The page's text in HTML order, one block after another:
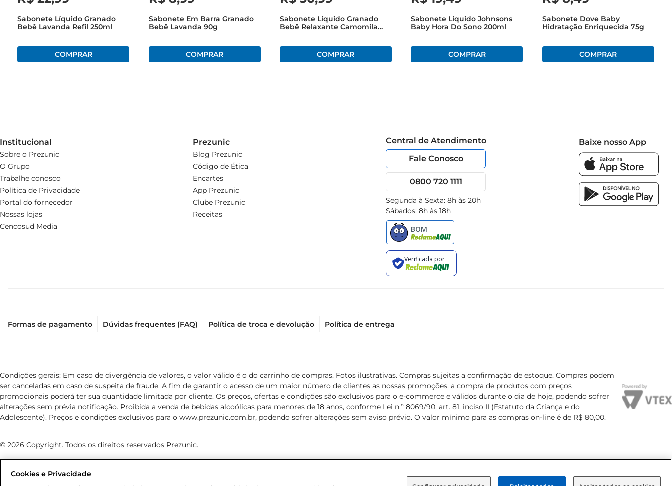
Sabonete Líquido Granado
Bebê Lavanda Refil 250ml
Sabonete Em Barra Granado
Bebê Lavanda 90g
Sabonete Líquido Granado
Bebê Relaxante Camomila
Sabonete Líquido Johnsons
Baby Hora Do Sono 200ml
Sabonete Dove Baby
Hidratação Enriquecida 75g
Institucional
Sobre o Prezunic
O Grupo
Trabalhe conosco
Política de Privacidade
Portal do fornecedor
Nossas lojas
Cencosud Media
Prezunic
Blog Prezunic
Código de Ética
Encartes
App Prezunic
Clube Prezunic
Receitas
Central de Atendimento
Fale Conosco
0800 720 1111
Segunda à Sexta: 8h às 20h
Sábados: 8h às 18h
Baixe nosso App
Formas de pagamento Dúvidas frequentes (FAQ) Política de troca e devolução Política de entrega
Condições gerais: Em caso de divergência de valores, o valor válido é o do carrinho de compras. Fotos ilustrativas. Compras sujeitas a confirmação de estoque. Compras podem
ser canceladas em caso de suspeita de fraude. A fim de garantir o acesso de um maior número de clientes as nossas promoções, a compra de produtos com preços
promocionais poderá ter sua quantidade limitada por cliente. Os preços, ofertas e condições são exclusivos para o e-commerce e válidos durante o dia de hoje, podendo sofrer
alterações sem prévia notificação. Proibida a venda de bebidas alcoólicas para menores de 18 anos, conforme Lei n.º 8069/90, art. 81, inciso II (Estatuto da Criança e do
Adolescente). Preços e condições exclusivos para o www.prezunic.com.br, podendo sofrer alterações sem aviso prévio. O valor mínimo para as compras on-line é de R$ 80,00.
© 2026 Copyright. Todos os direitos reservados Prezunic.
Cookies e Privacidade